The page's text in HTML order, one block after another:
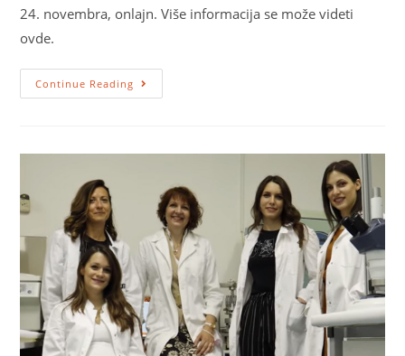
24. novembra, onlajn. Više informacija se može videti
ovde.
Continue Reading